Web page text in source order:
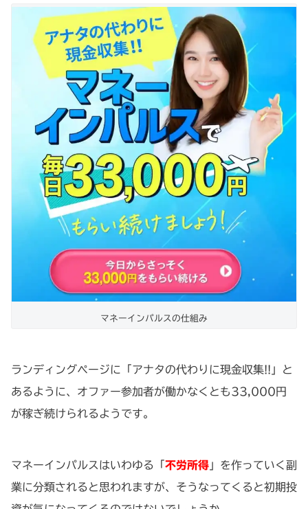
マネーインパルスの仕組み
ランディングページに「アナタの代わりに現金収集!!」と
あるように、オファー参加者が働かなくとも33,000円
が稼ぎ続けられるようです。
マネーインパルスはいわゆる「 不労所得 」を作っていく副
業に分類されると思われますが、そうなってくると初期投